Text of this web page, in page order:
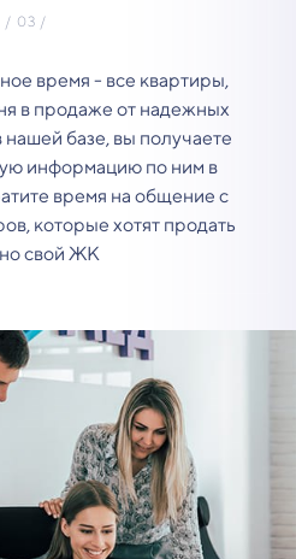
время - все квартиры,
в продаже от надежных
нашей базе, вы получаете
информацию по ним в
время на общение с
которые хотят продать
свой ЖК